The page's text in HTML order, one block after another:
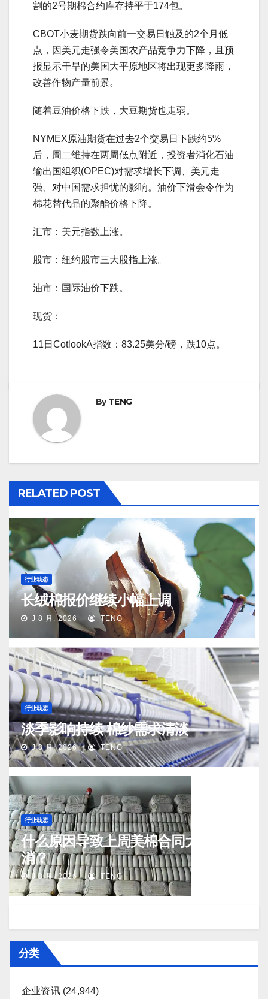
割的2号期棉合约库存持平于174包。
CBOT小麦期货跌向前一交易日触及的2个月低
点，因美元走强令美国农产品竞争力下降，且预
报显示干旱的美国大平原地区将出现更多降雨，
改善作物产量前景。
随着豆油价格下跌，大豆期货也走弱。
NYMEX原油期货在过去2个交易日下跌约5%
后，周二维持在两周低点附近，投资者消化石油
输出国组织(OPEC)对需求增长下调、美元走
强、对中国需求担忧的影响。油价下滑会令作为
棉花替代品的聚酯价格下降。
汇市：美元指数上涨。
股市：纽约股市三大股指上涨。
油市：国际油价下跌。
现货：
11日CotlookA指数：83.25美分/磅，跌10点。
ByTENG
RELATED POST
行业动态
长绒棉报价继续小幅上调
J 8 月, 2026 TENG
行业动态
淡季影响持续 棉纱需求清淡
J 8 月, 2026 TENG
行业动态
什么原因导致上周美棉合同大量取
消？
J 8 月, 2026 TENG
分类
企业资讯(24,944)